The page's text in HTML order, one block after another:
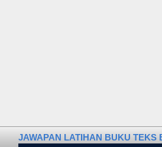
JAWAPAN LATIHAN BUKU TEKS